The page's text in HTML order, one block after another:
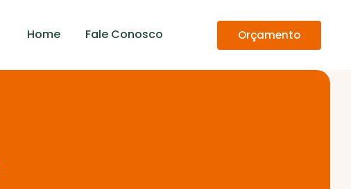
Home Fale Conosco Orçamento